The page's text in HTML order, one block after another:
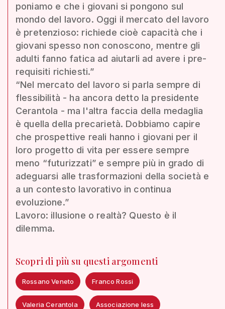
poniamo e che i giovani si pongono sul
mondo del lavoro. Oggi il mercato del lavoro
è pretenzioso: richiede cioè capacità che i
giovani spesso non conoscono, mentre gli
adulti fanno fatica ad aiutarli ad avere i pre-
requisiti richiesti.”
“Nel mercato del lavoro si parla sempre di
flessibilità - ha ancora detto la presidente
Cerantola - ma l'altra faccia della medaglia
è quella della precarietà. Dobbiamo capire
che prospettive reali hanno i giovani per il
loro progetto di vita per essere sempre
meno “futurizzati” e sempre più in grado di
adeguarsi alle trasformazioni della società e
a un contesto lavorativo in continua
evoluzione.”
Lavoro: illusione o realtà? Questo è il
dilemma.
Scopri di più su questi argomenti
Rossano Veneto Franco Rossi
Valeria Cerantola Associazione Iess